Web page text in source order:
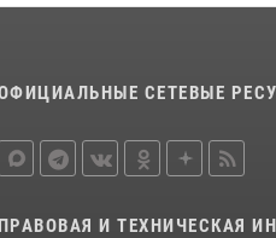
СЕТЕВЫЕ
ПРАВОВАЯ И ТЕХНИЧЕСКАЯ